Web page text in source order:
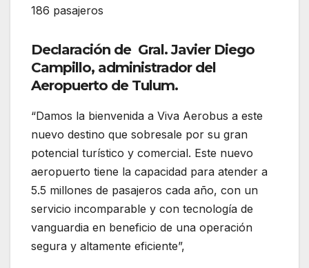
186 pasajeros
Declaración de Gral. Javier Diego
Campillo, administrador del
Aeropuerto de Tulum.
“Damos la bienvenida a Viva Aerobus a este
nuevo destino que sobresale por su gran
potencial turístico y comercial. Este nuevo
aeropuerto tiene la capacidad para atender a
5.5 millones de pasajeros cada año, con un
servicio incomparable y con tecnología de
vanguardia en beneficio de una operación
segura y altamente eficiente”,